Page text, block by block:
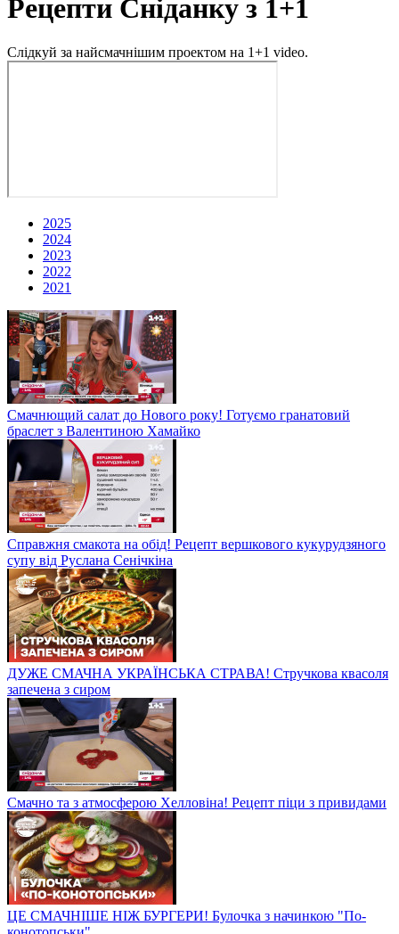
Рецепти Сніданку з 1+1
Слідкуй за найсмачнішим проектом на 1+1 video.
2025
2024
2023
2022
2021
Смачнющий салат до Нового року! Готуємо гранатовий
браслет з Валентиною Хамайко
Справжня смакота на обід! Рецепт вершкового кукурудзяного
супу від Руслана Сенічкіна
ДУЖЕ СМАЧНА УКРАЇНСЬКА СТРАВА! Стручкова квасоля
запечена з сиром
Смачно та з атмосферою Хелловіна! Рецепт піци з привидами
ЦЕ СМАЧНІШЕ НІЖ БУРГЕРИ! Булочка з начинкою "По-